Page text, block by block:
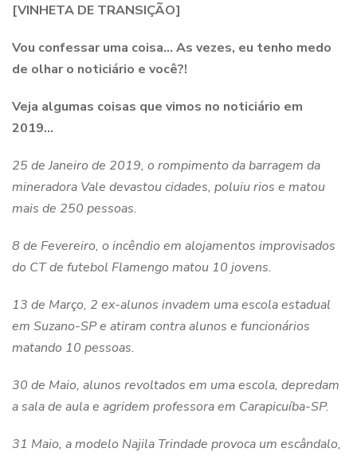
[VINHETA DE TRANSIÇÃO]
Vou confessar uma coisa… As vezes, eu tenho medo
de olhar o noticiário e você?!
Veja algumas coisas que vimos no noticiário em
2019…
25 de Janeiro de 2019, o rompimento da barragem da
mineradora Vale devastou cidades, poluiu rios e matou
mais de 250 pessoas.
8 de Fevereiro, o incêndio em alojamentos improvisados
do CT de futebol Flamengo matou 10 jovens.
13 de Março, 2 ex-alunos invadem uma escola estadual
em Suzano-SP e atiram contra alunos e funcionários
matando 10 pessoas.
30 de Maio, alunos revoltados em uma escola, depredam
a sala de aula e agridem professora em Carapicuíba-SP.
31 Maio, a modelo Najila Trindade provoca um escândalo,